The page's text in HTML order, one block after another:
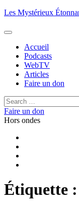
Aller
contenu
Les Mystérieux
Accueil
Podcasts
WebTV
Articles
Faire un don
Rechercher :
Faire un don
Hors ondes
Étiquette :